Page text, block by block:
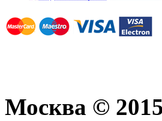
Москва ©